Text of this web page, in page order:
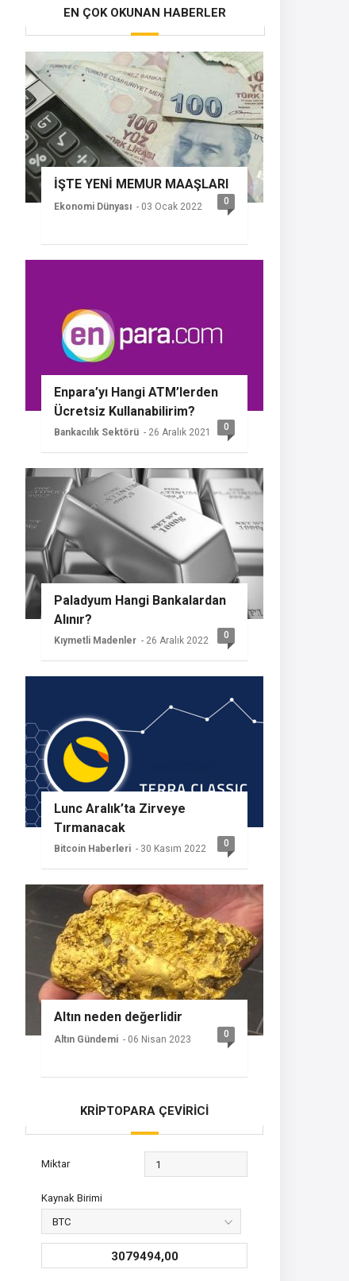
EN ÇOK OKUNAN HABERLER
İŞTE YENİ MEMUR MAAŞLARI
Ekonomi Dünyası - 03 Ocak 2022 0
Enpara’yı Hangi ATM’lerden
Ücretsiz Kullanabilirim?
Bankacılık Sektörü - 26 Aralık 2021 0
Paladyum Hangi Bankalardan
Alınır?
Kıymetli Madenler - 26 Aralık 2022 0
Lunc Aralık’ta Zirveye
Tırmanacak
Bitcoin Haberleri - 30 Kasım 2022 0
Altın neden değerlidir
Altın Gündemi - 06 Nisan 2023 0
KRİPTOPARA ÇEVİRİCİ
Miktar
Kaynak Birimi
3079494,00